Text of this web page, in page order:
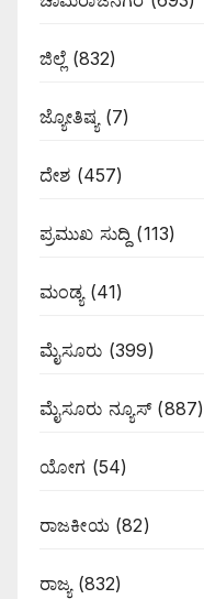
ಜಿಲ್ಲೆ (832)
ಜ್ಯೋತಿಷ್ಯ(7)
ದೇಶ (457)
ಪ್ರಮುಖ ಸುದ್ದಿ (113)
ಮಂಡ್ಯ(41)
ಮೈಸೂರು (399)
ಮೈಸೂರು ನ್ಯೂಸ್(887)
ಯೋಗ (54)
ರಾಜಕೀಯ(82)
ರಾಜ್ಯ(832)